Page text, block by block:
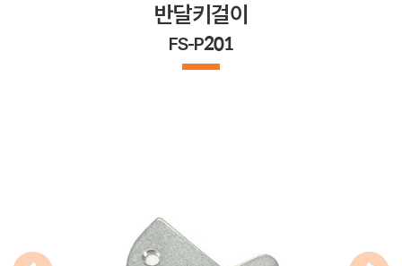
반달키걸이
FS-P201